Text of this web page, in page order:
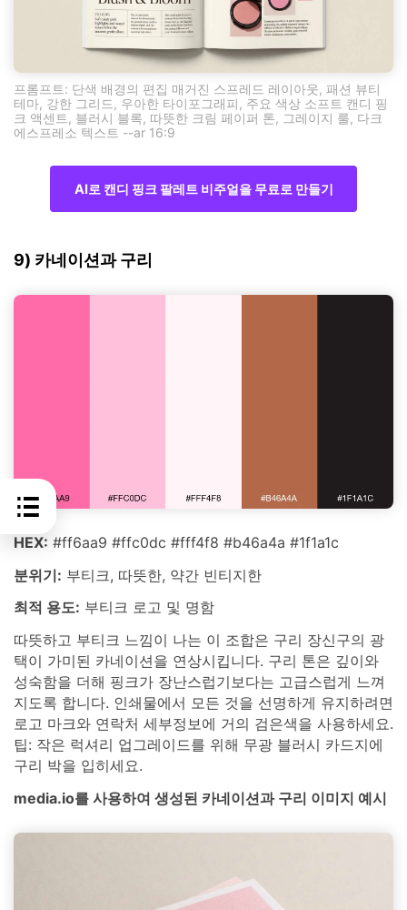
프롬프트: 단색 배경의 편집 매거진 스프레드 레이아웃, 패션 뷰티
테마, 강한 그리드, 우아한 타이포그래피, 주요 색상 소프트 캔디 핑
크 액센트, 블러시 블록, 따뜻한 크림 페이퍼 톤, 그레이지 룰, 다크
에스프레소 텍스트 --ar 16:9
AI로 캔디 핑크 팔레트 비주얼을 무료로 만들기
9) 카네이션과 구리
HEX: #ff6aa9 #ffc0dc #fff4f8 #b46a4a #1f1a1c
분위기: 부티크, 따뜻한, 약간 빈티지한
최적 용도: 부티크 로고 및 명함
따뜻하고 부티크 느낌이 나는 이 조합은 구리 장신구의 광
택이 가미된 카네이션을 연상시킵니다. 구리 톤은 깊이와
성숙함을 더해 핑크가 장난스럽기보다는 고급스럽게 느껴
지도록 합니다. 인쇄물에서 모든 것을 선명하게 유지하려면
로고 마크와 연락처 세부정보에 거의 검은색을 사용하세요.
팁: 작은 럭셔리 업그레이드를 위해 무광 블러시 카드지에
구리 박을 입히세요.
media.io를 사용하여 생성된 카네이션과 구리 이미지 예시